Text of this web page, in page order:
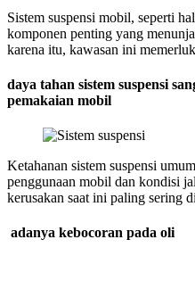
Sistem suspensi mobil, seperti
komponen penting yang
karena itu, kawasan ini
daya tahan sistem suspensi
pemakaian mobil
Ketahanan sistem suspensi
penggunaan mobil dan kondisi
kerusakan saat ini paling sering
adanya kebocoran pada oli